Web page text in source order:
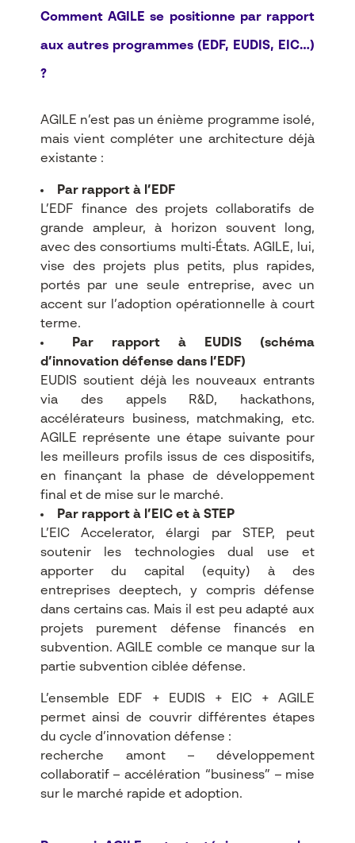
Comment AGILE se positionne par rapport
aux autres programmes (EDF, EUDIS, EIC…)
?
AGILE n’est pas un énième programme isolé,
mais vient compléter une architecture déjà
existante :​
Par rapport à l’EDF
L’EDF finance des projets collaboratifs de
grande ampleur, à horizon souvent long,
avec des consortiums multi‑États. AGILE, lui,
vise des projets plus petits, plus rapides,
portés par une seule entreprise, avec un
accent sur l’adoption opérationnelle à court
terme.​
Par rapport à EUDIS (schéma
d’innovation défense dans l’EDF)
EUDIS soutient déjà les nouveaux entrants
via des appels R&D, hackathons,
accélérateurs business, matchmaking, etc.
AGILE représente une étape suivante pour
les meilleurs profils issus de ces dispositifs,
en finançant la phase de développement
final et de mise sur le marché.​
Par rapport à l’EIC et à STEP
L’EIC Accelerator, élargi par STEP, peut
soutenir les technologies dual use et
apporter du capital (equity) à des
entreprises deeptech, y compris défense
dans certains cas. Mais il est peu adapté aux
projets purement défense financés en
subvention. AGILE comble ce manque sur la
partie subvention ciblée défense.​
L’ensemble EDF + EUDIS + EIC + AGILE
permet ainsi de couvrir différentes étapes
du cycle d’innovation défense :
recherche amont – développement
collaboratif – accélération “business” – mise
sur le marché rapide et adoption.